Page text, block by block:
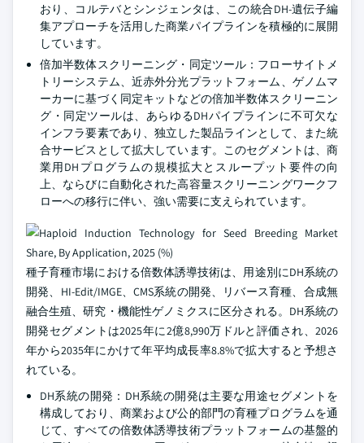
おり、コルテバとシンジェンタは、この統合DH-遺伝子編
集アプローチを活用した商業パイプラインを積極的に展開
しています。
倍加半数体スクリーニング・同定ツール：フローサイトメ
トリーシステム、近赤外分光プラットフォーム、ゲノムマ
ーカーに基づく同定キットなどの倍加半数体スクリーニン
グ・同定ツールは、あらゆるDHパイプラインに不可欠な
インフラ要素であり、独立した製品ラインとして、また統
合サービスとして拡大しています。このセグメントは、商
業用DHプログラムの規模拡大とスループット要件の向
上、ならびに自動化された高容量スクリーニングワークフ
ローへの移行に伴い、強い需要に支えられています。
種子育種市場における倍数体誘導技術は、用途別にDH系統の
開発、HI-Edit/IMGE、CMS系統の開発、リバース育種、合成無
融合生殖、研究・機能性ゲノミクスに区分される。DH系統の
開発セグメントは2025年に2億8,990万ドルと評価され、2026
年から2035年にかけて年平均成長率8.8%で拡大すると予想さ
れている。
DH系統の開発：DH系統の開発は主要な用途セグメントを
構成しており、商業および公的部門の育種プログラムを通
じて、すべての倍数体誘導技術プラットフォームの基盤的